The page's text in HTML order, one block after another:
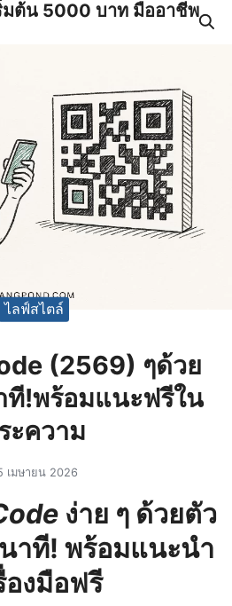
มต้น 5000 บาท มืออาชีพ
ไลฟ์สไตล์
(2569) ๆด้วย
ที!พร้อมแนะฟรีใน
ะความ
เมษายน 2026
ง่าย ๆ ด้วยตัว
นาที! พร้อมแนะนำ
องมือฟรี